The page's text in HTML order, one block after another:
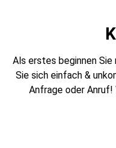
Als erstes beginnen
Sie sich einfach &
Anfrage oder Anruf!